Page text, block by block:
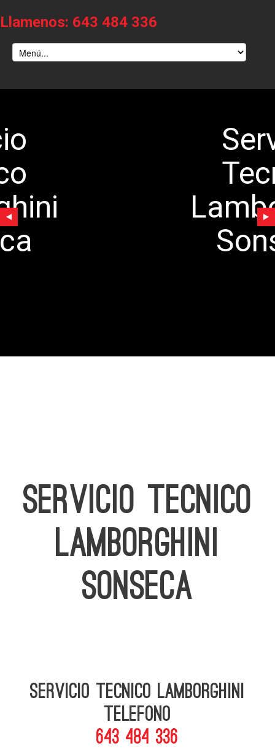
Llamenos: 643 484 336
Sonseca
SERVICIO TECNICO
LAMBORGHINI
SONSECA
Servicio Tecnico Lamborghini
telefono
643 484 336